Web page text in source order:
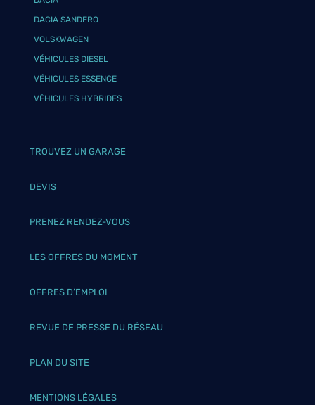
DACIA SANDERO
VOLSKWAGEN
VÉHICULES DIESEL
VÉHICULES ESSENCE
VÉHICULES HYBRIDES
TROUVEZ UN GARAGE
DEVIS
PRENEZ RENDEZ-VOUS
LES OFFRES DU MOMENT
OFFRES D’EMPLOI
REVUE DE PRESSE DU RÉSEAU
PLAN DU SITE
MENTIONS LÉGALES